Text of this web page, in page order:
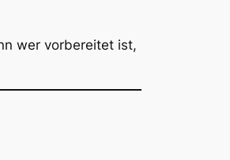
wer vorbereitet ist,